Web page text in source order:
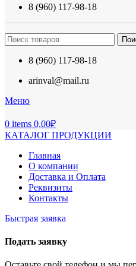
8 (960) 117-98-18
8 (960) 117-98-18
arinval@mail.ru
Меню
0 items 0,00₽
КАТАЛОГ ПРОДУКЦИИ
Главная
О компании
Доставка и Оплата
Реквизиты
Контакты
Быстрая заявка
Подать заявку